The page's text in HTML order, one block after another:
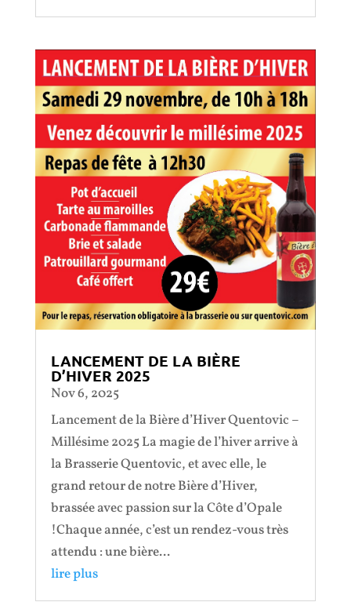
LANCEMENT DE LA BIÈRE
D’HIVER 2025
Nov 6, 2025
Lancement de la Bière d’Hiver Quentovic –
Millésime 2025 La magie de l’hiver arrive à
la Brasserie Quentovic, et avec elle, le
grand retour de notre Bière d’Hiver,
brassée avec passion sur la Côte d’Opale
!Chaque année, c’est un rendez-vous très
attendu : une bière...
lire plus